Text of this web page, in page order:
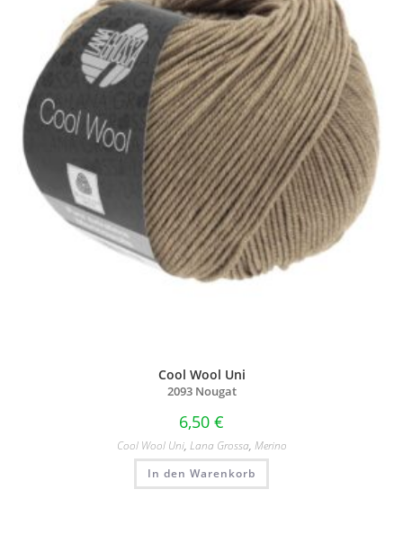
Cool Wool Uni
2093 Nougat
6,50 €
Cool Wool Uni, Lana Grossa, Merino
In den Warenkorb